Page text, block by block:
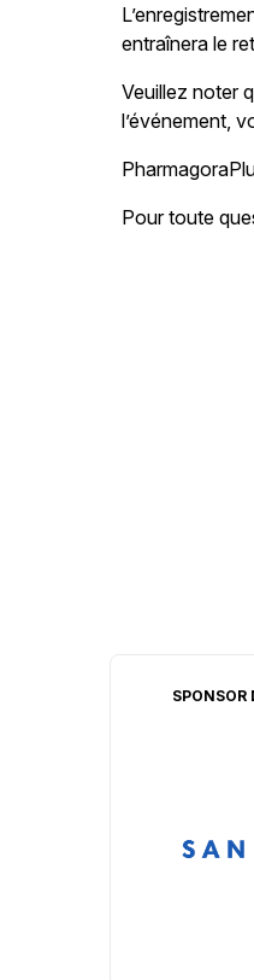
entraînera le
Veuillez noter
l’événement,
Pour toute
SPONSOR